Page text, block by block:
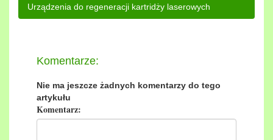
Urządzenia do regeneracji kartridży laserowych
Komentarze:
Nie ma jeszcze żadnych komentarzy do tego
artykułu
Komentarz: